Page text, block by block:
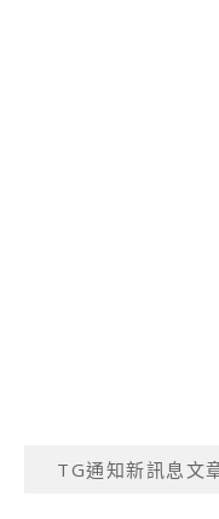
TG通知新訊息文